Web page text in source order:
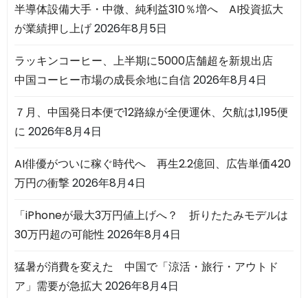
半導体設備大手・中微、純利益310％増へ AI投資拡大
が業績押し上げ2026年8月5日
ラッキンコーヒー、上半期に5000店舗超を新規出店
中国コーヒー市場の成長余地に自信2026年8月4日
７月、中国発日本便で12路線が全便運休、欠航は1,195便
に 2026年8月4日
AI俳優がついに稼ぐ時代へ 再生2.2億回、広告単価420
万円の衝撃2026年8月4日
「iPhoneが最大3万円値上げへ？ 折りたたみモデルは
30万円超の可能性2026年8月4日
猛暑が消費を変えた 中国で「涼活・旅行・アウトド
ア」需要が急拡大 2026年8月4日